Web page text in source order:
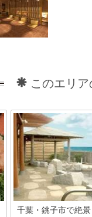
このエリ
千葉・銚子市で絶